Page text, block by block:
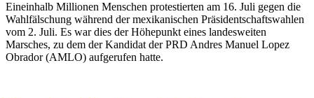
Eineinhalb Millionen Menschen protestierten am 16. Juli gegen die
Wahlfälschung während der mexikanischen Präsidentschaftswahlen
vom 2. Juli. Es war dies der Höhepunkt eines landesweiten
Marsches, zu dem der Kandidat der PRD Andres Manuel Lopez
Obrador (AMLO) aufgerufen hatte.